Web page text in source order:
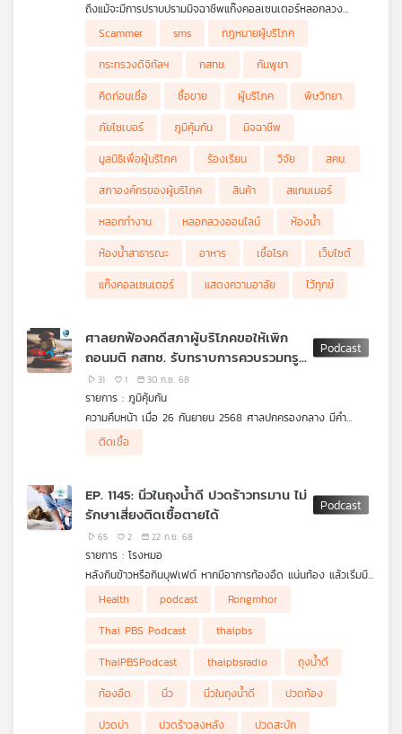
ถึงแม้จะมีการปราบปรามมิจฉาชีพแก๊งคอลเซนเตอร์หลอกลวง
ออนไลน์อย่างหนัก แต่ยังไม่หมด ยังมีเว็บไซต์ และเพจเฟซบุ๊ก สื่อ
สังคมออนไลน์ หลอกคนไทยไปทำงานผิดกฎหมาย จึงเรียกร้องให้กระ
ทรวงดิจิทัลฯ ปิดเว็บไซต์และเพจหลอกลวงต่าง ๆ
และยังมี sms หลอกกด Link ส่งถึงประชาชนอยู่ เรียกร้องให้ กสทช.
เร่งจัดการกำกับดูแลค่ายมือถือสกัด sms หลอกลวง หลังพบไทยไม่มี
มาตรการคุมเข้มเหมือนต่างประเทศ เสี่ยงคนไทยถูกหลอกไปทำงานส
แกมเมอร์ต่างประเทศเพิ่มขึ้น คนไทยเสียเงินจากการถูกหลอกทาง
ออนไลน์ถูกดูดเงินมากขึ้น
ฟังจาก คุณสุภิญญา กลางณรงค์ ประธานคณะอนุกรรมการด้าน
บริโภค
คิดก่อนเชื่อ กับ ดร.แก้ว กังสดาลอำไพ นักพิษวิทยา
Scammer sms
กฎหมายผู้บริโภค
กระทรวงดิจิทัลฯ
กสทช.
กัมพูชา
คิดก่อนเชื่อ
ซื้อขาย ผู้บริโภค
พิษวิทยา
ภัยไซเบอร์
ภูมิคุ้มกัน
มิจฉาชีพ
มูลนิธิเพื่อผู้บริโภค
ร้องเรียน วิจัย
สคบ.
สภาองค์กรของผู้บริโภค
สินค้า
สแกมเมอร์
หลอกทำงาน
หลอกลวงออนไลน์
ห้องน้ำ
ห้องน้ำสาธารณะ
อาหาร เชื้อโรค
เว็บไซต์
แก๊งคอลเซนเตอร์
แสดงความอาลัย ไว้ทุกข์
ศาลยกฟ้องคดีสภาผู้บริโภคขอให้เพิก
ถอนมติ กสทช. รับทราบการควบรวมทรู-
ดีแทค / แค่บีบสิวทำให้เสี่ยงตายเชียว
หรือ
31 1 30 ก.ย. 68
รายการ : ภูมิคุ้มกัน
ความคืบหน้า เมื่อ 26 กันยายน 2568 ศาลปกครองกลาง มีคำ
พิพากษา ยกฟ้อง ในคดีที่สภาผู้บริโภค ยื่นฟ้องเพิกถอนมติ “รับ
ทราบ” ของคณะกรรมการกิจการกระจายเสียง กิจการโทรทัศน์ และ
ของค่ายมือถือ ทรูและดีแทค เดินหน้าต่อไป
.
ทำไมศาลถึงยกฟ้อง?
จะอุทธรณ์ต่อศาลปกครองสูงสุดหรือไม่?
ตอนนี้เหลือผู้ให้บริการรายใหญ่เพียง 2 ราย ซึ่งส่งผลให้การแข่งขัน
ลดลง และเห็นได้จากแพ็คเกจเน็ตมือถือและอินเทอร์เน็ตบ้าน มีราคา
ใกล้เคียงกัน แพงขึ้น สัญญาณแย่ลง ผู้บริโภคไม่มีทางเลือกเลย จะ
ทำยังไงดี?
ฟังจาก ดร.วศิน พิพัฒนฉัตร ทนายความสภาองค์กรของผู้บริโภค
ไพรพงค์
ติดเชื้อ
EP. 1145: นิ่วในถุงน้ำดี ปวดร้าวทรมาน ไม่
รักษาเสี่ยงติดเชื้อตายได้
65 2 22 ก.ย. 68
รายการ : โรงหมอ
หลังกินข้าวหรือกินบุฟเฟต์ หากมีอาการท้องอืด แน่นท้อง แล้วเริ่มมี
ซาวด์ท้องหน่อยก็ดี เพราะอาจเป็นมากว่าแค่โรคกระเพาะอาหาร
จริง ๆ แล้วอาการที่เกิดขึ้นเป็นสัญญาณของนิ่วในถุงน้ำดี
(Gallstones) ปัจจุบันพบได้ตั้งแต่วัยรุ่นขึ้นไปทั้งชายและหญิง ส่วน
ใหญ่มักเกิดจากพฤติกรรมการรับประทานอาหารที่มีไขมันมากเกินไปจน
ส่งผลต่อคุณภาพของน้ำดี เมื่อตรวจพบจำเป็นต้องผ่าเอาถุงน้ำดี
ออก เพราะหากปล่อยทิ้งไว้ นอกจากจะทรมานกับอาการปวดท้อง
ปวดร้าวไปหลัง สะบัก บ่า ไหล่ แล้ว ยังเสี่ยงต่อถุงน้ำดีอักเสบ เน่า
ติดเชื้อ และอาจทำให้เสียชีวิตได้ ทำไมต้องผ่าเอาทั้งถุงออก เอาแค่
เม็ดนิ่วออกได้หรือไม่ สีของนิ่วบอกอะไร หลังจากผ่าร่างกายปรับ
Health podcast
Rongmhor
Thai PBS Podcast
thaipbs
ThaiPBSPodcast
thaipbsradio
ถุงน้ำดี
ท้องอืด
นิ่ว นิ่วในถุงน้ำดี
ปวดท้อง
ปวดบ่า
ปวดร้าวลงหลัง
ปวดสะบัก